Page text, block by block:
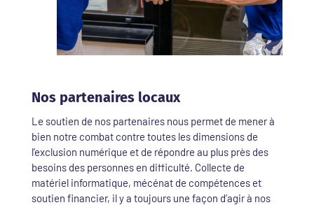
Nos partenaires locaux
Le soutien de nos partenaires nous permet de mener à
bien notre combat contre toutes les dimensions de
l’exclusion numérique et de répondre au plus près des
besoins des personnes en difficulté. Collecte de
matériel informatique, mécénat de compétences et
soutien financier, il y a toujours une façon d’agir à nos